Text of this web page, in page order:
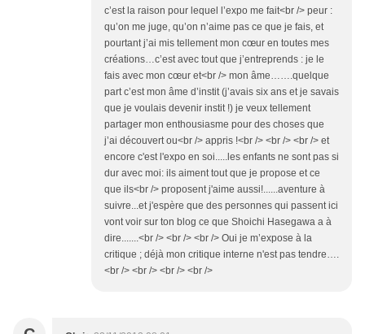
c’est la raison pour lequel l’expo me fait<br /> peur :
qu’on me juge, qu’on n’aime pas ce que je fais, et
pourtant j’ai mis tellement mon cœur en toutes mes
créations…c’est avec tout que j’entreprends : je le
fais avec mon cœur et<br /> mon âme…….quelque
part c’est mon âme d’instit (j’avais six ans et je savais
que je voulais devenir instit !) je veux tellement
partager mon enthousiasme pour des choses que
j’ai découvert ou<br /> appris !<br /> <br /> <br /> et
encore c'est l'expo en soi.....les enfants ne sont pas si
dur avec moi: ils aiment tout que je propose et ce
que ils<br /> proposent j'aime aussi!......aventure à
suivre...et j'espère que des personnes qui passent ici
vont voir sur ton blog ce que Shoichi Hasegawa a à
dire.......<br /> <br /> <br /> Oui je m’expose à la
critique ; déjà mon critique interne n'est pas tendre….
<br /> <br /> <br /> <br />